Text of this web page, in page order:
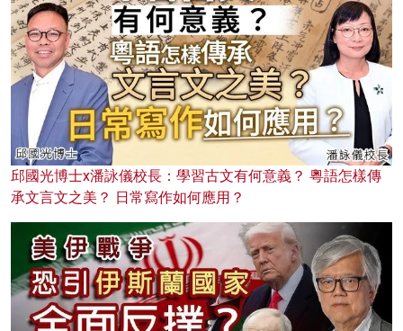
邱國光博士x潘詠儀校長：學習古文有何意義？ 粵語怎樣傳
承文言文之美？ 日常寫作如何應用？